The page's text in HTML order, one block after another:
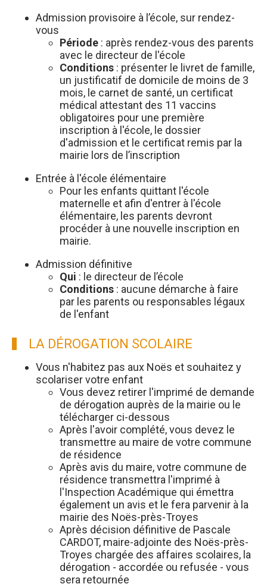
Admission provisoire à l’école, sur rendez-
vous
Période : après rendez-vous des parents
avec le directeur de l'école
Conditions : présenter le livret de famille,
un justificatif de domicile de moins de 3
mois, le carnet de santé, un certificat
médical attestant des 11 vaccins
obligatoires pour une première
inscription à l'école, le dossier
d'admission et le certificat remis par la
mairie lors de l’inscription
Entrée à l'école élémentaire
Pour les enfants quittant l'école
maternelle et afin d'entrer à l'école
élémentaire, les parents devront
procéder à une nouvelle inscription en
mairie.
Admission définitive
Qui : le directeur de l’école
Conditions : aucune démarche à faire
par les parents ou responsables légaux
de l'enfant
LA DÉROGATION SCOLAIRE
Vous n'habitez pas aux Noës et souhaitez y
scolariser votre enfant
Vous devez retirer l'imprimé de demande
de dérogation auprès de la mairie ou le
télécharger ci-dessous
Après l'avoir complété, vous devez le
transmettre au maire de votre commune
de résidence
Après avis du maire, votre commune de
résidence transmettra l'imprimé à
l'Inspection Académique qui émettra
également un avis et le fera parvenir à la
mairie des Noës-près-Troyes
Après décision définitive de Pascale
CARDOT, maire-adjointe des Noës-près-
Troyes chargée des affaires scolaires, la
dérogation - accordée ou refusée - vous
sera retournée